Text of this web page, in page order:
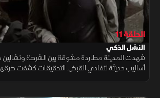
الحلقة 11
النشل الذكي
شهدت المدينة مطاردة مشوقة بين الشرطة ونشالين
أساليب حديثة لتفادي القبض. التحقيقات كشفت